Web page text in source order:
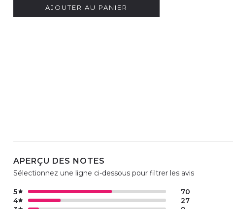
AJOUTER AU PANIER
APERÇU DES NOTES
Sélectionnez une ligne ci-dessous pour filtrer les avis
4 27
5 70